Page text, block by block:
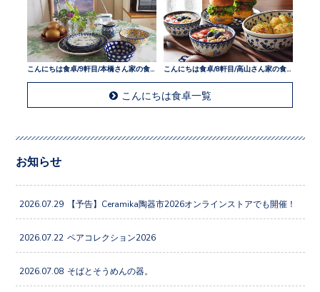
こんにちは食卓/9軒目/本橋さん家の食卓
こんにちは食卓一覧
お知らせ
2026.07.29 【予告】Ceramika陶器市2026オンラインストアでも開催！
2026.07.22 ペアコレクション2026
2026.07.08 そばとそうめんの器。